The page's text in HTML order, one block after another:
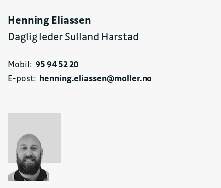
Henning Eliassen
Daglig leder Sulland Harstad
Mobil: 95 94 52 20
E-post: henning.eliassen@moller.no